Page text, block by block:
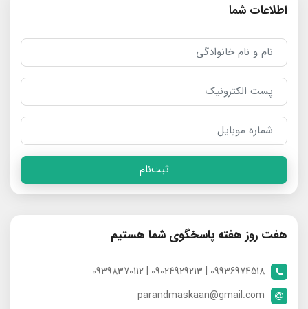
اطلاعات شما
ثبت‌نام
هفت روز هفته پاسخگوی شما هستیم
09936974518 | 09024929213 | 09398370112
parandmaskaan@gmail.com